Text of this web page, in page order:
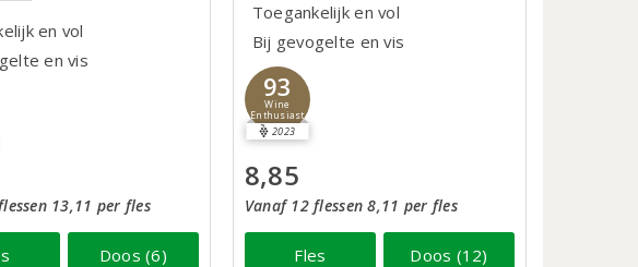
en vol
en vis
13,11 per fles
Doos (6)
Toegankelijk en vol
Bij gevogelte en vis
93
Wine
Enthusiast
2023
8,85
Vanaf 12 flessen 8,11 per fles
Fles Doos (12)